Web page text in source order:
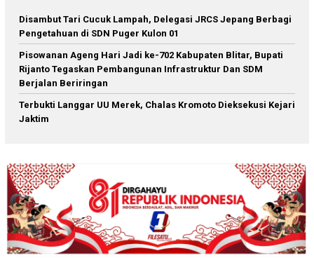
Disambut Tari Cucuk Lampah, Delegasi JRCS Jepang Berbagi
Pengetahuan di SDN Puger Kulon 01
Pisowanan Ageng Hari Jadi ke-702 Kabupaten Blitar, Bupati
Rijanto Tegaskan Pembangunan Infrastruktur Dan SDM
Berjalan Beriringan
Terbukti Langgar UU Merek, Chalas Kromoto Dieksekusi Kejari
Jaktim